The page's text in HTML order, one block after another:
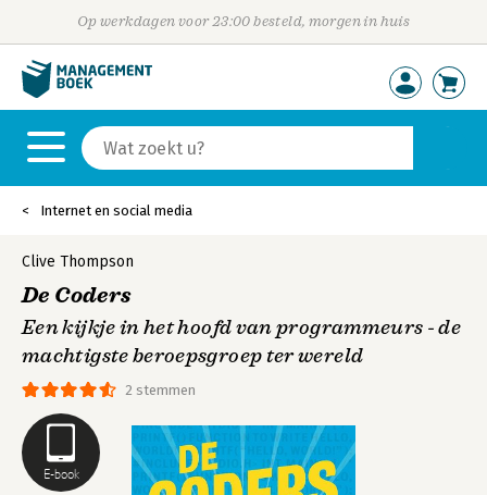
Op werkdagen voor 23:00 besteld, morgen in huis
Internet en social media
E-book
2 stemmen
Clive Thompson
De Coders
Een kijkje in het hoofd van programmeurs - de
machtigste beroepsgroep ter wereld